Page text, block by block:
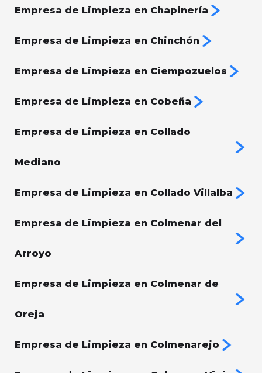
Empresa de Limpieza en Chapinería
Empresa de Limpieza en Chinchón
Empresa de Limpieza en Ciempozuelos
Empresa de Limpieza en Cobeña
Empresa de Limpieza en Collado
Mediano
Empresa de Limpieza en Collado Villalba
Empresa de Limpieza en Colmenar del
Arroyo
Empresa de Limpieza en Colmenar de
Oreja
Empresa de Limpieza en Colmenarejo